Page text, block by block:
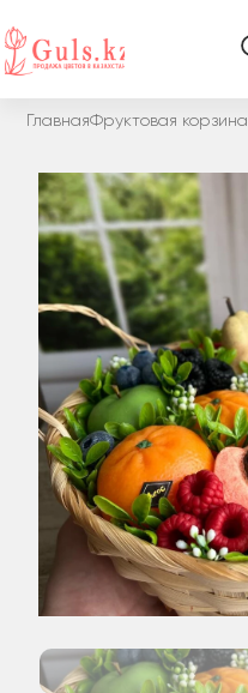
ГлавнаяФруктовая корзина